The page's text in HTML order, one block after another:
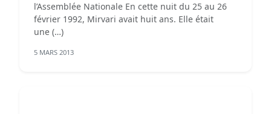
l’Assemblée Nationale En cette nuit du 25 au 26
février 1992, Mirvari avait huit ans. Elle était
une (…)
5 MARS 2013